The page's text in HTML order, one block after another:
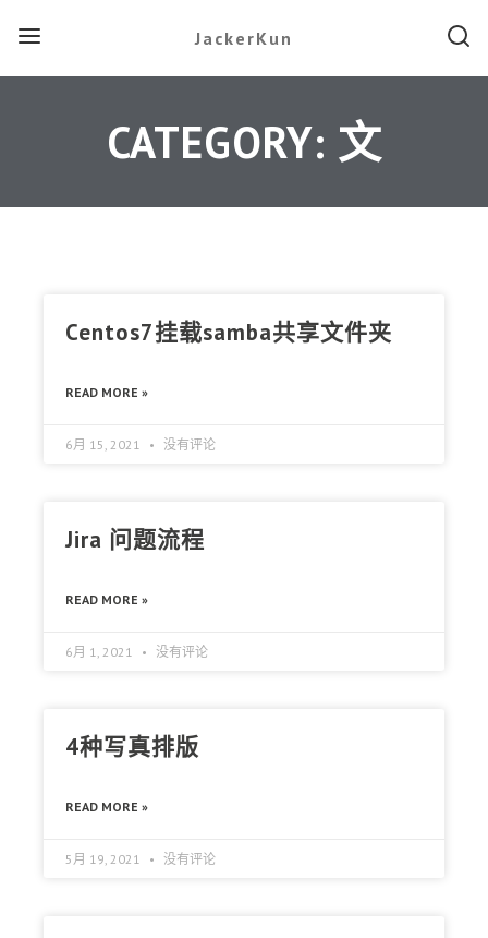
JackerKun
CATEGORY: 文
Centos7挂载samba共享文件夹
READ MORE »
6月 15, 2021 没有评论
Jira 问题流程
READ MORE »
6月 1, 2021 没有评论
4种写真排版
READ MORE »
5月 19, 2021 没有评论